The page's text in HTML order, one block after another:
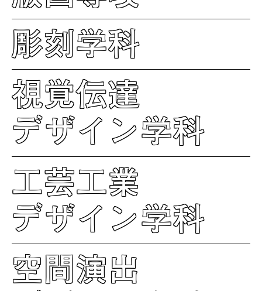
彫刻学科
視覚伝達
デザイン学科
工芸工業
デザイン学科
空間演出